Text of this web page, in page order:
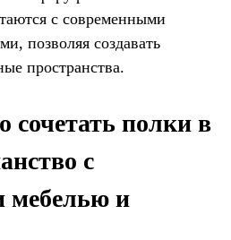
с современными
позволяя создавать
пространства.
сочетать полки в
с
мебелью и